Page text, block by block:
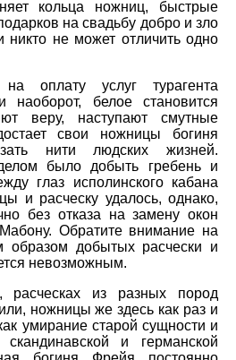
кольца ножниц, быстрые
на свадьбу добро и зло
никто не может отличить одно
оплату услуг турагента
наоборот, белое становится
веру, наступают смутные
свои ножницы богиня
нити людских жизней.
было добыть гребень и
глаз исполинского кабана
и расческу удалось, однако,
без отказа на замену окон
Обратите внимание на
образом добытых расчески и
невозможным.
расческах из разных пород
ножницы же здесь как раз и
умирание старой сущности и
и германской